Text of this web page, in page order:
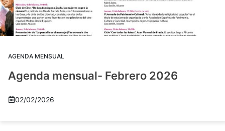
AGENDA MENSUAL
Agenda mensual- Febrero 2026
02/02/2026